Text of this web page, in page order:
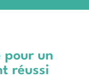
pour un
réussi